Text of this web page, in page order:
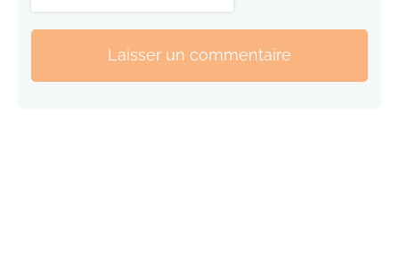
Laisser un commentaire